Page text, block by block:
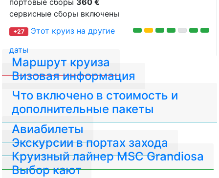
портовые сборы 360 €
сервисные сборы включены
+27
Этот круиз на другие
даты
Маршрут круиза
Визовая информация
Авиабилеты
Что включено в стоимость и
дополнительные пакеты
Экскурсии в портах захода
Круизный лайнер MSC Grandiosa
Выбор кают